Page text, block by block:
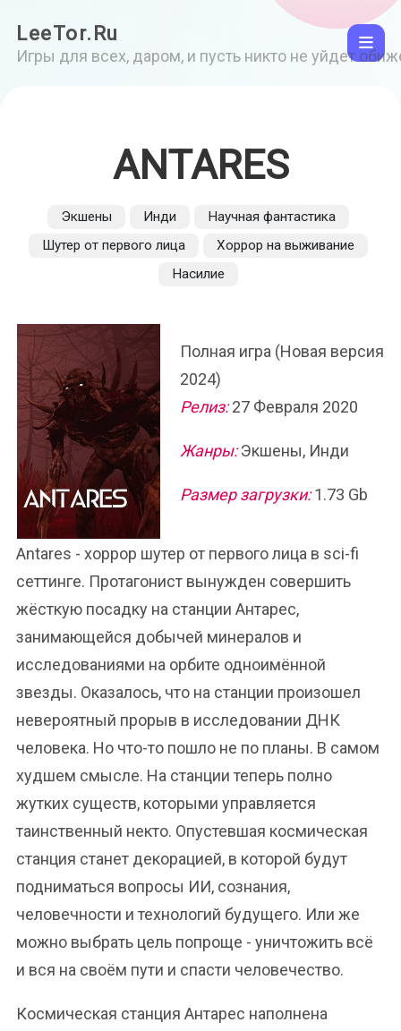
LeeTor.Ru
Игры для всех, даром, и пусть никто не уйдет
ANTARES
Экшены Инди
Научная фантастика
Шутер от первого лица
Хоррор на выживание
Насилие
Полная игра (Новая версия
2024)
Релиз:27 Февраля 2020
Жанры:Экшены, Инди
Размер загрузки:1.73 Gb
Antares - хоррор шутер от первого лица в sci-fi
сеттинге. Протагонист вынужден совершить
жёсткую посадку на станции Антарес,
занимающейся добычей минералов и
исследованиями на орбите одноимённой
звезды. Оказалось, что на станции произошел
невероятный прорыв в исследовании ДНК
человека. Но что-то пошло не по планы. В самом
худшем смысле. На станции теперь полно
жутких существ, которыми управляется
таинственный некто. Опустевшая космическая
станция станет декорацией, в которой будут
подниматься вопросы ИИ, сознания,
человечности и технологий будущего. Или же
можно выбрать цель попроще - уничтожить всё
и вся на своём пути и спасти человечество.
Космическая станция Антарес наполнена